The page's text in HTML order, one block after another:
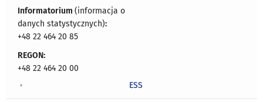
Informatorium (informacja o
danych statystycznych):
+48 22 464 20 85
REGON:
+48 22 464 20 00
ESS